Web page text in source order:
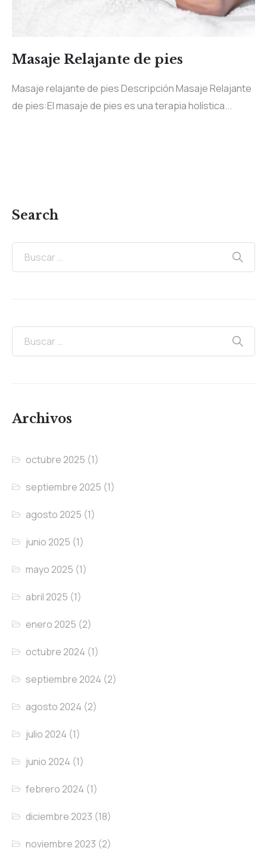
Masaje Relajante de pies
Masaje relajante de pies Descripción Masaje Relajante
de pies:El masaje de pies es una terapia holística...
Search
Archivos
octubre 2025 (1)
septiembre 2025 (1)
agosto 2025 (1)
junio 2025 (1)
mayo 2025 (1)
abril 2025 (1)
enero 2025 (2)
octubre 2024 (1)
septiembre 2024 (2)
agosto 2024 (2)
julio 2024 (1)
junio 2024 (1)
febrero 2024 (1)
diciembre 2023 (18)
noviembre 2023 (2)